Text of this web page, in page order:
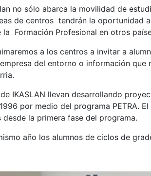
no sólo abarca la movilidad de
de centros tendrán la oportunidad
la Formación Profesional en otros
a los centros a invitar a
del entorno o información
IKASLAN llevan desarrollando
por medio del programa PETRA.
la primera fase del programa.
año los alumnos de ciclos de